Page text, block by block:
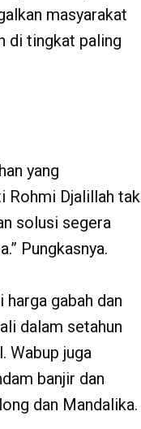
masyarakat
di tingkat paling
yang
Rohmi Djalillah tak
solusi segera
Pungkasnya.
gabah dan
dalam setahun
Wabup juga
banjir dan
dan Mandalika.